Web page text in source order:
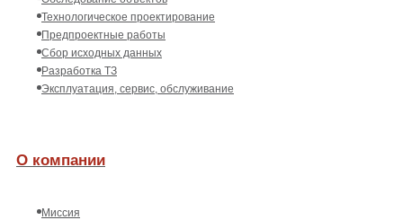
Технологическое проектирование
Предпроектные работы
Сбор исходных данных
Разработка ТЗ
Эксплуатация, сервис, обслуживание
О компании
Миссия